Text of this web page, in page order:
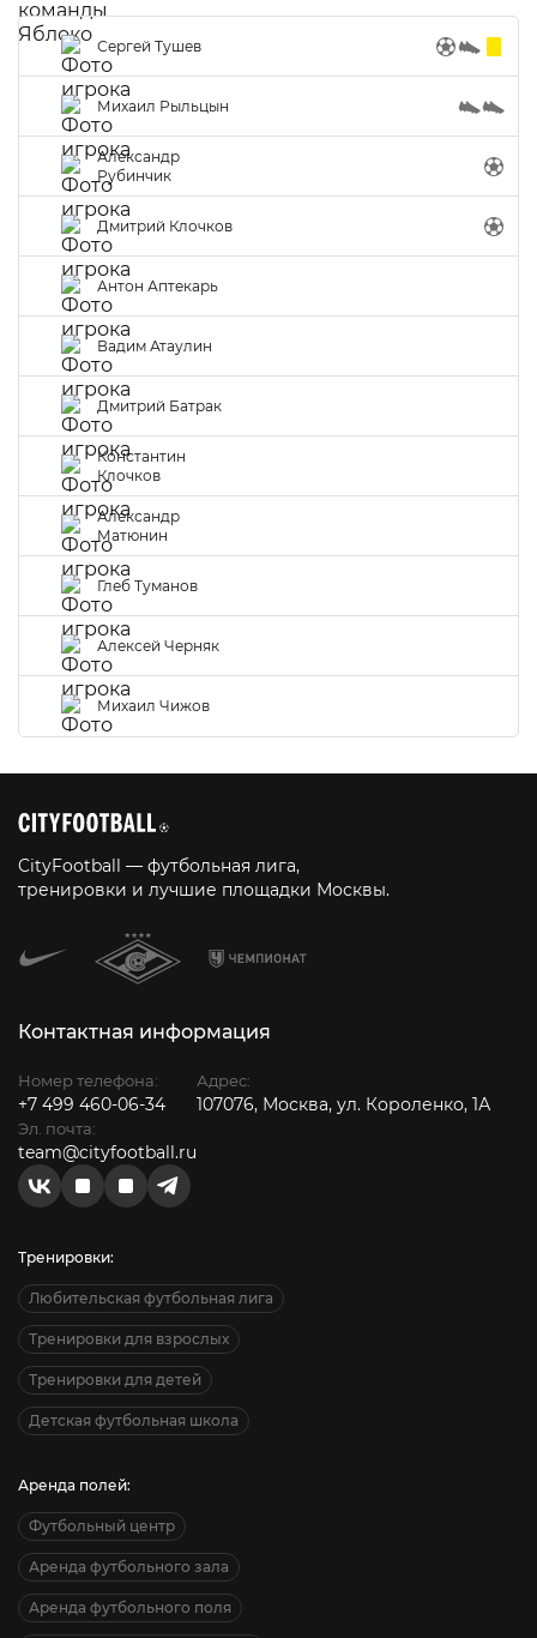
Сергей Тушев
Михаил Рыльцын
Александр
Рубинчик
Дмитрий Клочков
Антон Аптекарь
Вадим Атаулин
Дмитрий Батрак
Константин
Клочков
Александр
Матюнин
Глеб Туманов
Алексей Черняк
Михаил Чижов
CityFootball — футбольная лига,
тренировки и лучшие площадки Москвы.
Контактная информация
Номер телефона:
+7 499 460-06-34
Эл. почта:
team@cityfootball.ru
Адрес:
107076, Москва, ул. Короленко, 1А
Тренировки:
Любительская футбольная лига
Тренировки для взрослых
Тренировки для детей
Детская футбольная школа
Аренда полей:
Футбольный центр
Аренда футбольного зала
Аренда футбольного поля